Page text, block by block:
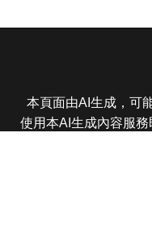
本頁面由AI生成，可
使用本AI生成內容服